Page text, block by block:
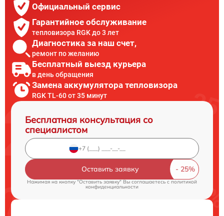
Официальный сервис
Гарантийное обслуживание
тепловизора RGK до 3 лет
Диагностика за наш счет,
ремонт по желанию
Бесплатный выезд курьера
в день обращения
Замена аккумулятора тепловизора
RGK TL-60 от 35 минут
Бесплатная консультация со
специалистом
Оставить заявку
Нажимая на кнопку "Оставить заявку" Вы соглашаетесь cполитикой
конфиденциальности